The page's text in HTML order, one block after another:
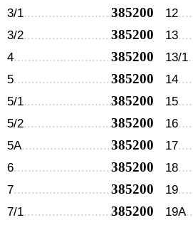
3/1 385200
3/2 385200
4 385200
5 385200
5/1 385200
5/2 385200
5А 385200
6 385200
7 385200
7/1 385200
12
13
13/1
14
15
16
17
18
19
19А